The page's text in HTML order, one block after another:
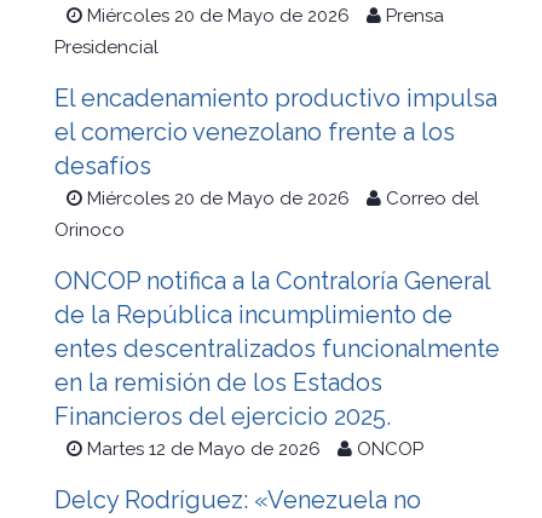
Miércoles 20 de Mayo de 2026
Prensa
Presidencial
El encadenamiento productivo impulsa
el comercio venezolano frente a los
desafíos
Miércoles 20 de Mayo de 2026
Correo del
Orinoco
ONCOP notifica a la Contraloría General
de la República incumplimiento de
entes descentralizados funcionalmente
en la remisión de los Estados
Financieros del ejercicio 2025.
Martes 12 de Mayo de 2026 ONCOP
Delcy Rodríguez: «Venezuela no